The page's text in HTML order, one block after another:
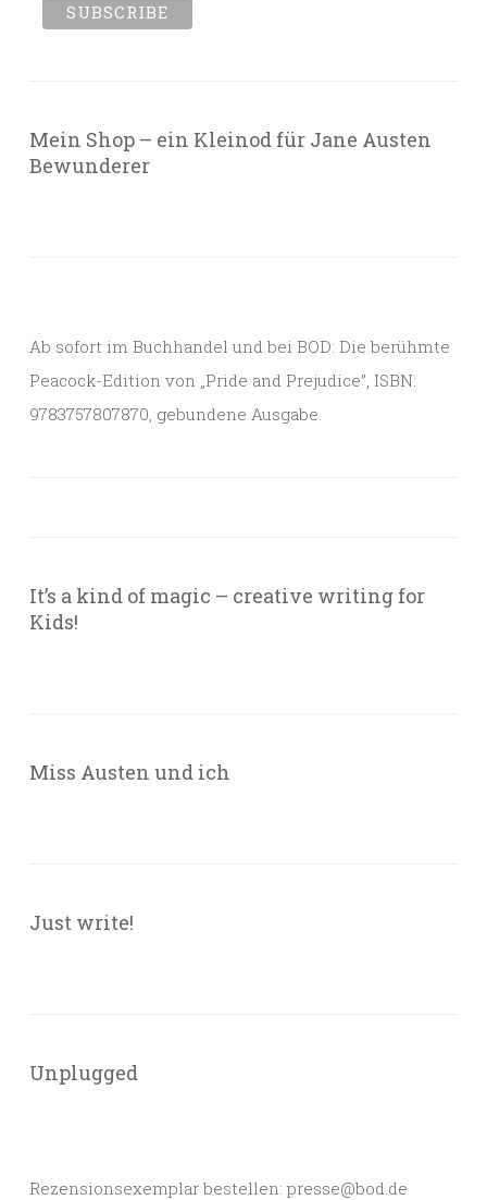
Mein Shop – ein Kleinod für Jane Austen
Bewunderer
Ab sofort im Buchhandel und bei BOD: Die berühmte
Peacock-Edition von „Pride and Prejudice”, ISBN:
9783757807870, gebundene Ausgabe.
It’s a kind of magic – creative writing for
Kids!
Miss Austen und ich
Just write!
Unplugged
Rezensionsexemplar bestellen: presse@bod.de